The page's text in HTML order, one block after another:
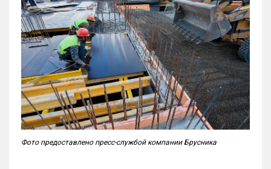
Фото предоставлено пресс-службой компании Брусника